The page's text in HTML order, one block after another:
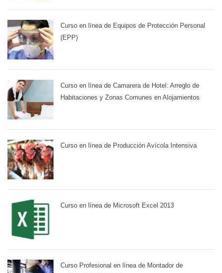
Curso en línea de Equipos de Protección Personal
(EPP)
Curso en línea de Camarera de Hotel: Arreglo de
Habitaciones y Zonas Comunes en Alojamientos
Curso en línea de Producción Avícola Intensiva
Curso en línea de Microsoft Excel 2013
Curso Profesional en línea de Montador de